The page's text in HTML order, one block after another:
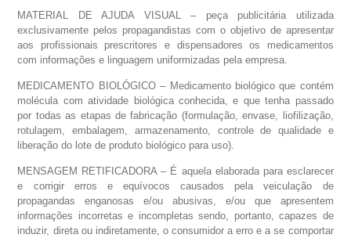
MATERIAL DE AJUDA VISUAL – peça publicitária utilizada
exclusivamente pelos propagandistas com o objetivo de apresentar
aos profissionais prescritores e dispensadores os medicamentos
com informações e linguagem uniformizadas pela empresa.
MEDICAMENTO BIOLÓGICO – Medicamento biológico que contém
molécula com atividade biológica conhecida, e que tenha passado
por todas as etapas de fabricação (formulação, envase, liofilização,
rotulagem, embalagem, armazenamento, controle de qualidade e
liberação do lote de produto biológico para uso).
MENSAGEM RETIFICADORA – É aquela elaborada para esclarecer
e corrigir erros e equívocos causados pela veiculação de
propagandas enganosas e/ou abusivas, e/ou que apresentem
informações incorretas e incompletas sendo, portanto, capazes de
induzir, direta ou indiretamente, o consumidor a erro e a se comportar